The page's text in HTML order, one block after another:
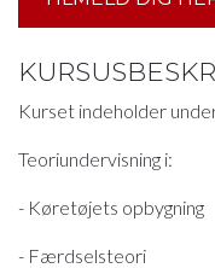
Kurset indeholder
Teoriundervisning i:
- Køretøjets opbygning
- Færdselsteori